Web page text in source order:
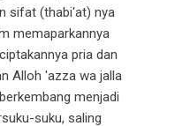
sifat (thabi'at) nya
memaparkannya
pria dan
Alloh 'azza wa jalla
menjadi
suku, saling